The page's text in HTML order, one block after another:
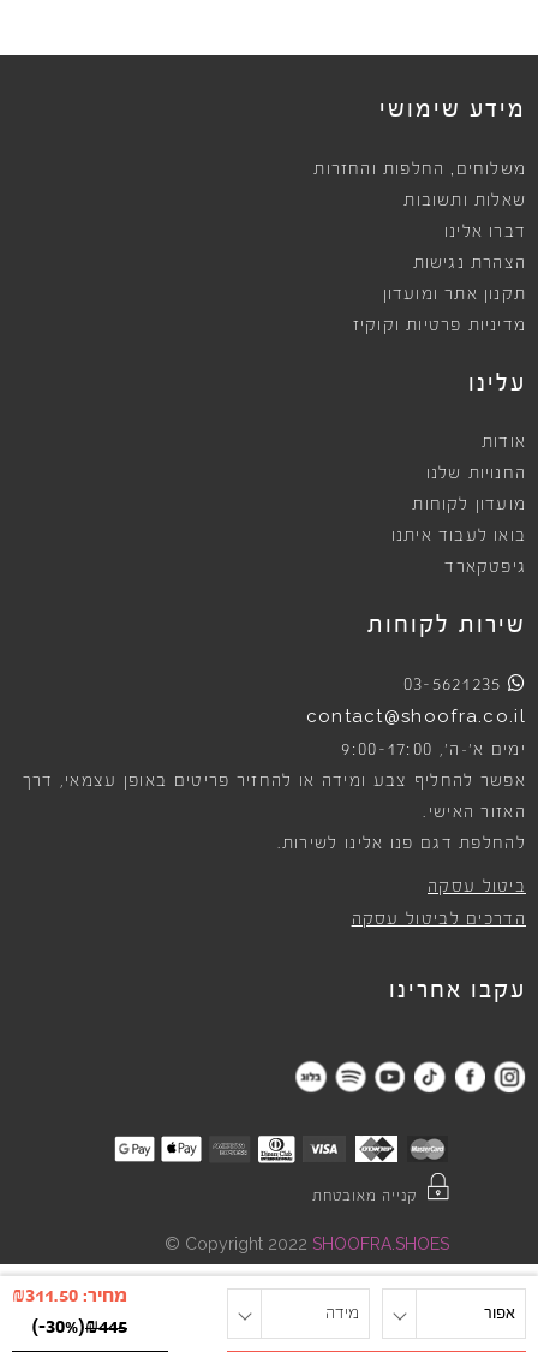
אפור מידה
מחיר: ₪311.50
₪445
(
-30%
)
מידע שימושי
משלוחים , החלפות והחזרות
שאלות ותשובות
דברו אלינו
הצהרת נגישות
תקנון אתר ומועדון
מדיניות פרטיות וקוקיז
עלינו
אודות
החנויות שלנו
מועדון לקוחות
בואו לעבוד איתנו
גיפטקארד
שירות לקוחות
03-5621235
contact@shoofra.co.il
ימים א׳-ה׳, 9:00-17:00
אפשר להחליף צבע ומידה או להחזיר פריטים באופן עצמאי, דרך
האזור האישי.
להחלפת דגם פנו אלינו לשירות.
ביטול עסקה
הדרכים לביטול עסקה
עקבו אחרינו
קנייה מאובטחת
Copyright 2022 SHOOFRA.SHOES
©